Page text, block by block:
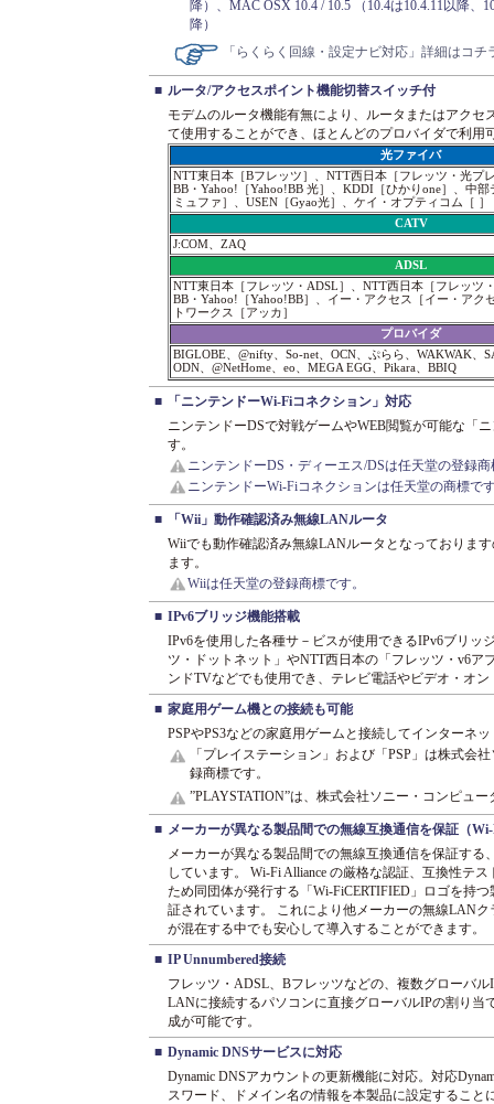
降）、MAC OSX 10.4 / 10.5 （10.4は10.4.11以降、
降）
「らくらく回線・設定ナビ対応」詳細はコチ
■ ルータ/アクセスポイント機能切替スイッチ付
モデムのルータ機能有無により、ルータまたはアクセ
て使用することができ、ほとんどのプロバイダで利用
光ファイバ
NTT東日本［Bフレッツ］、NTT西日本［フレッツ・光プ
BB・Yahoo!［Yahoo!BB 光］、KDDI［ひかりone］、中
ミュファ］、USEN［Gyao光］、ケイ・オプティコム［ ］
CATV
J:COM、ZAQ
ADSL
NTT東日本［フレッツ・ADSL］、NTT西日本［フレッツ
BB・Yahoo!［Yahoo!BB］、イー・アクセス［イー・アク
トワークス［アッカ］
プロバイダ
BIGLOBE、@nifty、So-net、OCN、ぷらら、WAKWAK、
ODN、@NetHome、eo、MEGA EGG、Pikara、BBIQ
■
「ニンテンドーWi-Fiコネクション」対応
ニンテンドーDSで対戦ゲームやWEB閲覧が可能な「
す。
ニンテンドーDS・ディーエス/DSは任天堂の登録
ニンテンドーWi-Fiコネクションは任天堂の商標で
■
「Wii」動作確認済み無線LANルータ
Wiiでも動作確認済み無線LANルータとなっておりま
ます。
Wiiは任天堂の登録商標です。
■ IPv6ブリッジ機能搭載
IPv6を使用した各種サ－ビスが使用できるIPv6ブリッ
ツ・ドットネット」やNTT西日本の「フレッツ・v6
ンドTVなどでも使用でき、テレビ電話やビデオ・オ
■ 家庭用ゲーム機との接続も可能
PSPやPS3などの家庭用ゲームと接続してインターネ
「プレイステーション」および「PSP」は株式会
録商標です。
”PLAYSTATION”は、株式会社ソニー・コンピュ
■ メーカーが異なる製品間での無線互換通信を保証（
メーカーが異なる製品間での無線互換通信を保証する
しています。 Wi-Fi Alliance の厳格な認証、互換性テ
ため同団体が発行する「Wi-FiCERTIFIED」ロゴを持
証されています。 これにより他メーカーの無線LANク
が混在する中でも安心して導入することができます。
■ IP Unnumbered接続
フレッツ・ADSL、Bフレッツなどの、複数グローバ
LANに接続するパソコンに直接グローバルIPの割り当
成が可能です。
■ Dynamic DNSサービスに対応
Dynamic DNSアカウントの更新機能に対応。対応
スワード、ドメイン名の情報を本製品に設定するこ